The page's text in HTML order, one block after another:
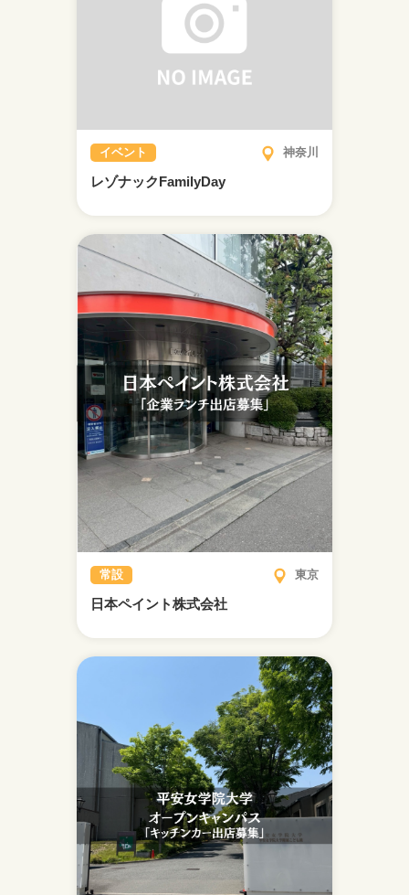
イベント 神奈川
レゾナックFamilyDay
常設 東京
日本ペイント株式会社